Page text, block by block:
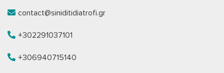
contact@siniditidiatrofi.gr
+302291037101
+306940715140